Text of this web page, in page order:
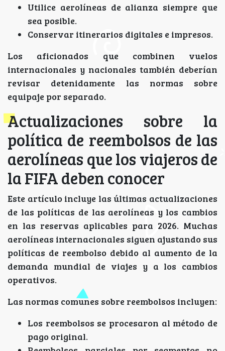
Utilice aerolíneas de alianza siempre que
sea posible.
Conservar itinerarios digitales e impresos.
Los aficionados que combinen vuelos
internacionales y nacionales también deberían
revisar detenidamente las normas sobre
equipaje por separado.
Actualizaciones sobre la
política de reembolsos de las
aerolíneas que los viajeros de
la FIFA deben conocer
Este artículo incluye las últimas actualizaciones
de las políticas de las aerolíneas y los cambios
en las reservas aplicables para 2026. Muchas
aerolíneas internacionales siguen ajustando sus
políticas de reembolso debido al aumento de la
demanda mundial de viajes y a los cambios
operativos.
Las normas comunes sobre reembolsos incluyen:
Los reembolsos se procesaron al método de
pago original.